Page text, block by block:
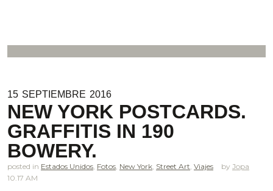
15 SEPTIEMBRE 2016
NEW YORK POSTCARDS.
GRAFFITIS IN 190
BOWERY.
posted in Estados Unidos, Fotos, New York, Street Art, Viajes
Jopa
10.17 AM